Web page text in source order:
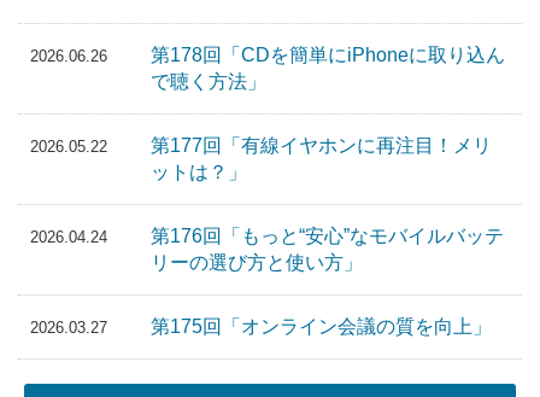
2026.06.26
第178回「CDを簡単にiPhoneに取り込ん
で聴く方法」
2026.05.22
第177回「有線イヤホンに再注目！メリ
ットは？」
2026.04.24
第176回「もっと“安心”なモバイルバッテ
リーの選び方と使い方」
2026.03.27 第175回「オンライン会議の質を向上」